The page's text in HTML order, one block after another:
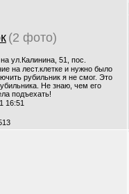
(2 фото)
ул.Калинина, 51, пос.
на лест.клетке и нужно было
рубильник я не смог. Это
Не знаю, чем его
подъехать!
16:51